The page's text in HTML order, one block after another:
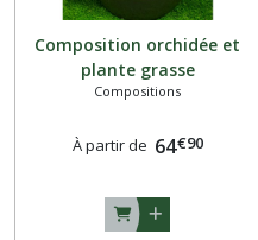
Composition orchidée et
plante grasse
Compositions
À partir de 64€90